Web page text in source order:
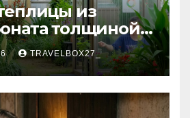
из
толщиной 4
TRAVELBOX27_